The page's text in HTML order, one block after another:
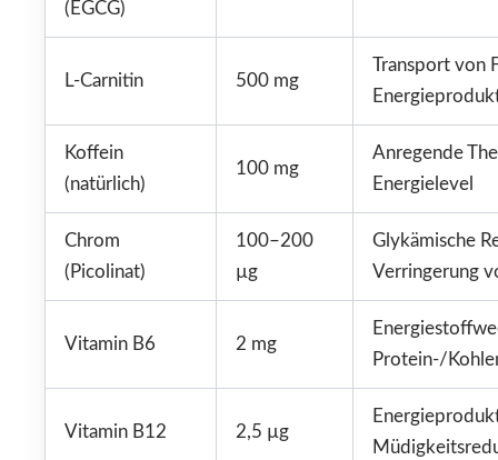
(EGCG)
L-Carnitin 500 mg
Transport von
Koffein
(natürlich)
100 mg
Anregende
Energielevel
Chrom
(Picolinat)
100–200
µg
Glykämische
Verringerung
Vitamin B6 2 mg
Protein-/
Vitamin B12 2,5 µg